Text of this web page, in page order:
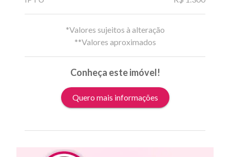
*Valores sujeitos à alteração
**Valores aproximados
Conheça este imóvel!
Quero mais informações